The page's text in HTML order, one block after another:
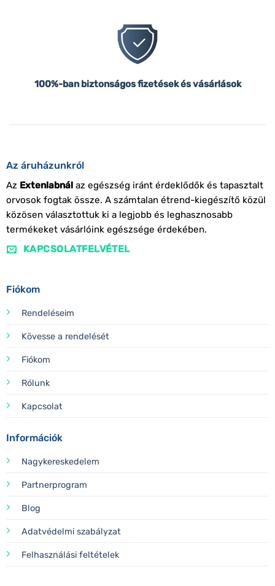
100%-ban biztonságos fizetések és vásárlások
Az áruházunkról
Az Extenlabnálaz egészség iránt érdeklődők és tapasztalt
orvosok fogtak össze. A számtalan étrend-kiegészítő közül
közösen választottuk ki a legjobb és leghasznosabb
termékeket vásárlóink egészsége érdekében.
KAPCSOLATFELVÉTEL
Fiókom
Rendeléseim
Kövesse a rendelését
Fiókom
Rólunk
Kapcsolat
Információk
Nagykereskedelem
Partnerprogram
Blog
Adatvédelmi szabályzat
Felhasználási feltételek